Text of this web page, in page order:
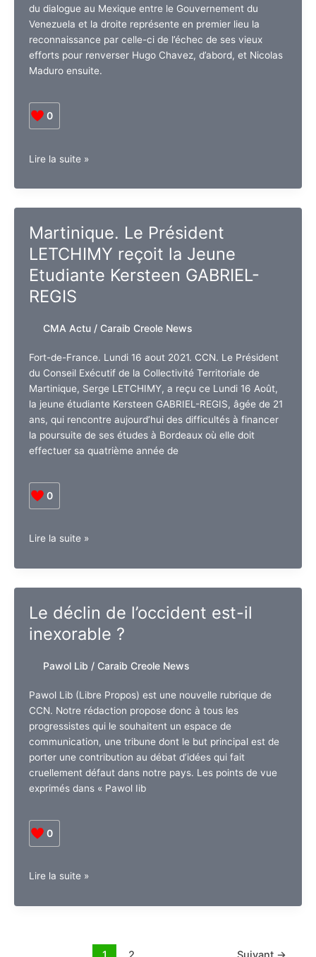
récents
désordres
?
du dialogue au Mexique entre le Gouvernement du
Venezuela et la droite représente en premier lieu la
reconnaissance par celle-ci de l’échec de ses vieux
efforts pour renverser Hugo Chavez, d’abord, et Nicolas
Maduro ensuite.
0
Venezuela
Les
de
la
droite
Lire la suite »
Martinique. Le Président
LETCHIMY reçoit la Jeune
Etudiante Kersteen GABRIEL-
REGIS
CMA Actu/ Caraib Creole News
Fort-de-France. Lundi 16 aout 2021. CCN. Le Président
du Conseil Exécutif de la Collectivité Territoriale de
Martinique, Serge LETCHIMY, a reçu ce Lundi 16 Août,
la jeune étudiante Kersteen GABRIEL-REGIS, âgée de 21
ans, qui rencontre aujourd’hui des difficultés à financer
la poursuite de ses études à Bordeaux où elle doit
effectuer sa quatrième année de
0
Martinique.
Président
la
Jeune
Kersteen
REGIS
Lire la suite »
Le déclin de l’occident est-il
inexorable ?
Pawol Lib / Caraib Creole News
Pawol Lib (Libre Propos) est une nouvelle rubrique de
CCN. Notre rédaction propose donc à tous les
progressistes qui le souhaitent un espace de
communication, une tribune dont le but principal est de
porter une contribution au débat d’idées qui fait
cruellement défaut dans notre pays. Les points de vue
exprimés dans « Pawol Iib
0
Le
de
Lire la suite »